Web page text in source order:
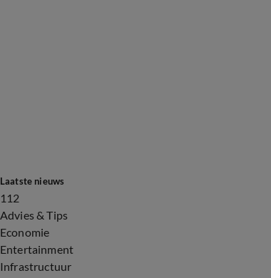
Laatste nieuws
112
Advies & Tips
Economie
Entertainment
Infrastructuur